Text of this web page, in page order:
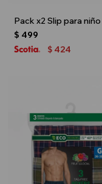
$ 499
$ 424